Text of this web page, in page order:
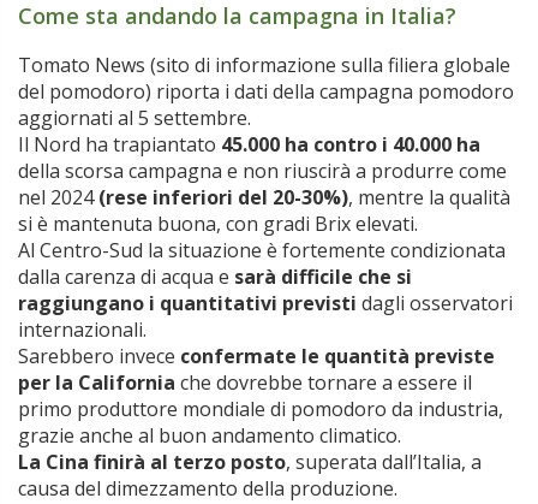
Come sta andando la campagna in Italia?
Tomato News (sito di informazione sulla filiera globale
del pomodoro) riporta i dati della campagna pomodoro
aggiornati al 5 settembre.
Il Nord ha trapiantato 45.000 ha contro i 40.000 ha
della scorsa campagna e non riuscirà a produrre come
nel 2024(rese inferiori del 20-30%), mentre la qualità
si è mantenuta buona, con gradi Brix elevati.
Al Centro-Sud la situazione è fortemente condizionata
dalla carenza di acqua e sarà difficile che si
raggiungano i quantitativi previsti dagli osservatori
internazionali.
Sarebbero invece confermate le quantità previste
per la California che dovrebbe tornare a essere il
primo produttore mondiale di pomodoro da industria,
grazie anche al buon andamento climatico.
La Cina finirà al terzo posto, superata dall’Italia, a
causa del dimezzamento della produzione.